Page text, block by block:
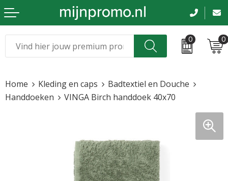
0 0
Kleding & caps
Tassen en reizen
Sinterklaas
Home Kleding en caps
Badtextiel en Douche
Handdoeken
VINGA Birch handdoek 40x70